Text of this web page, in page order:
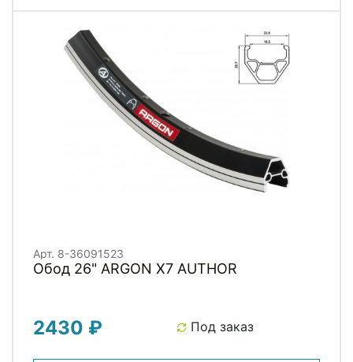
Арт. 8-36091523
Обод 26" ARGON X7 AUTHOR
2430 ₽ Под заказ